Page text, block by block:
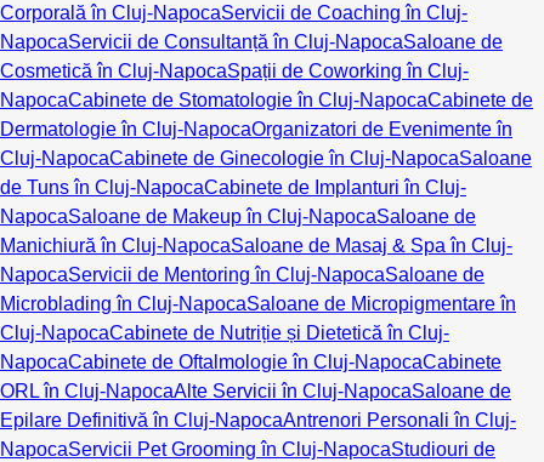
Corporală în Cluj-NapocaServicii de Coaching în Cluj-
NapocaServicii de Consultanță în Cluj-NapocaSaloane de
Cosmetică în Cluj-NapocaSpații de Coworking în Cluj-
NapocaCabinete de Stomatologie în Cluj-NapocaCabinete de
Dermatologie în Cluj-NapocaOrganizatori de Evenimente în
Cluj-NapocaCabinete de Ginecologie în Cluj-NapocaSaloane
de Tuns în Cluj-NapocaCabinete de Implanturi în Cluj-
NapocaSaloane de Makeup în Cluj-NapocaSaloane de
Manichiură în Cluj-NapocaSaloane de Masaj & Spa în Cluj-
NapocaServicii de Mentoring în Cluj-NapocaSaloane de
Microblading în Cluj-NapocaSaloane de Micropigmentare în
Cluj-NapocaCabinete de Nutriție și Dietetică în Cluj-
NapocaCabinete de Oftalmologie în Cluj-NapocaCabinete
ORL în Cluj-NapocaAlte Servicii în Cluj-NapocaSaloane de
Epilare Definitivă în Cluj-NapocaAntrenori Personali în Cluj-
NapocaServicii Pet Grooming în Cluj-NapocaStudiouri de